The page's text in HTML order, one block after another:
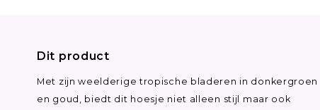
Dit product
Met zijn weelderige tropische bladeren in donkergroen
en goud, biedt dit hoesje niet alleen stijl maar ook